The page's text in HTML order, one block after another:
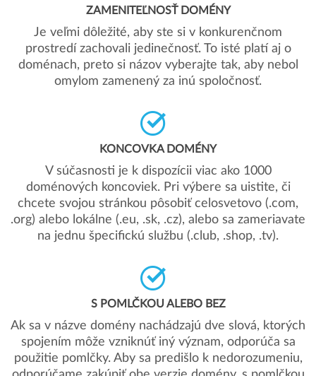
ZAMENITEĽNOSŤ DOMÉNY
Je veľmi dôležité, aby ste si v konkurenčnom
prostredí zachovali jedinečnosť. To isté platí aj o
doménach, preto si názov vyberajte tak, aby nebol
omylom zamenený za inú spoločnosť.
KONCOVKA DOMÉNY
V súčasnosti je k dispozícii viac ako 1000
doménových koncoviek. Pri výbere sa uistite, či
chcete svojou stránkou pôsobiť celosvetovo (.com,
.org) alebo lokálne (.eu, .sk, .cz), alebo sa zameriavate
na jednu špecifickú službu (.club, .shop, .tv).
S POMLČKOU ALEBO BEZ
Ak sa v názve domény nachádzajú dve slová, ktorých
spojením môže vzniknúť iný význam, odporúča sa
použitie pomlčky. Aby sa predišlo k nedorozumeniu,